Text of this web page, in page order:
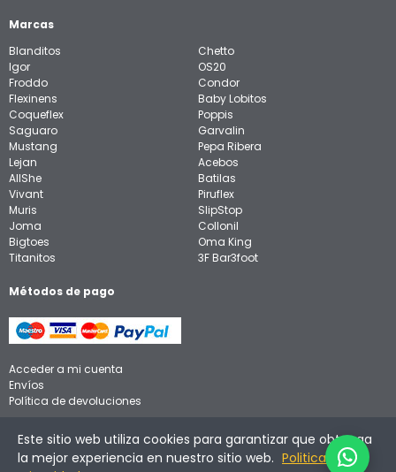
Marcas
Blanditos
Igor
Froddo
Flexinens
Coqueflex
Saguaro
Mustang
Lejan
AllShe
Vivant
Muris
Joma
Bigtoes
Titanitos
Chetto
OS20
Condor
Baby Lobitos
Poppis
Garvalin
Pepa Ribera
Acebos
Batilas
Piruflex
SlipStop
Collonil
Oma King
3F Bar3foot
Métodos de pago
Acceder a mi cuenta
Envíos
Política de devoluciones
Aviso legal
Política de privacidad
Política de cookies
Este sitio web utiliza cookies para garantizar que obtenga
la mejor experiencia en nuestro sitio web. Politica de